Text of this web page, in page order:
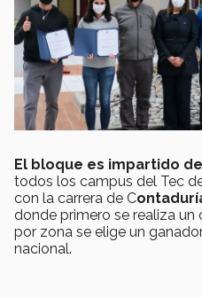
El bloque es impartido
todos los campus del Tec
con la carrera de C
donde primero se realiza
por zona se elige un
nacional.